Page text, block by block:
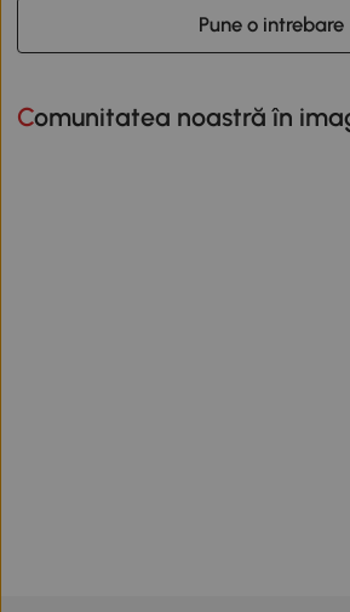
Pune o intrebare
Comunitatea noastră în